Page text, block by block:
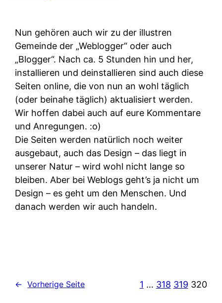
Nun gehören auch wir zu der illustren
Gemeinde der „Weblogger“ oder auch
„Blogger“. Nach ca. 5 Stunden hin und her,
installieren und deinstallieren sind auch diese
Seiten online, die von nun an wohl täglich
(oder beinahe täglich) aktualisiert werden.
Wir hoffen dabei auch auf eure Kommentare
und Anregungen. :o)
Die Seiten werden natürlich noch weiter
ausgebaut, auch das Design – das liegt in
unserer Natur – wird wohl nicht lange so
bleiben. Aber bei Weblogs geht’s ja nicht um
Design – es geht um den Menschen. Und
danach werden wir auch handeln.
← Vorherige Seite 1 … 318 319 320